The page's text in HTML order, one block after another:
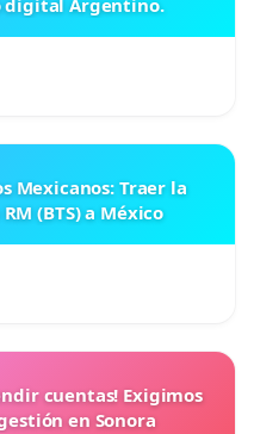
digital Argentino.
Mexicanos: Traer la
(BTS) a México
cuentas! Exigimos
en Sonora